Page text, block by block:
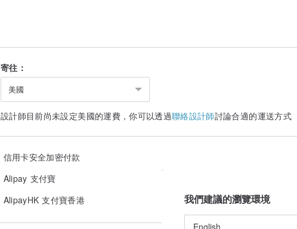
寄往：
美國
設計師目前尚未設定美國的運費，你可以透過聯絡設計師討論合適的運送方式
信用卡安全加密付款
Alipay 支付寶
AlipayHK 支付寶香港
我們建議的瀏覽環境